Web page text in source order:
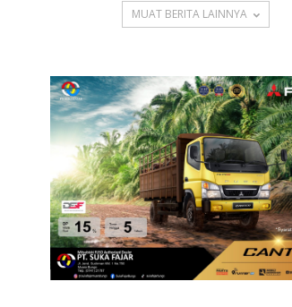
MUAT BERITA LAINNYA